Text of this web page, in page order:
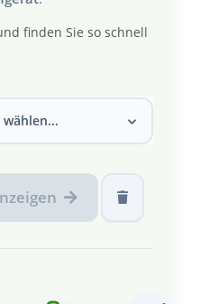
finden Sie so schnell